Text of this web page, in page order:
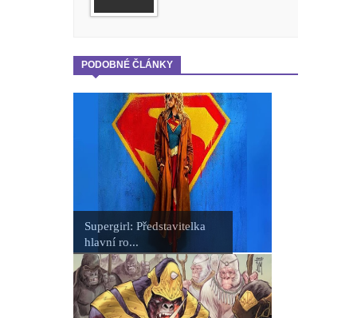
PODOBNÉ ČLÁNKY
Supergirl: Představitelka
hlavní ro...